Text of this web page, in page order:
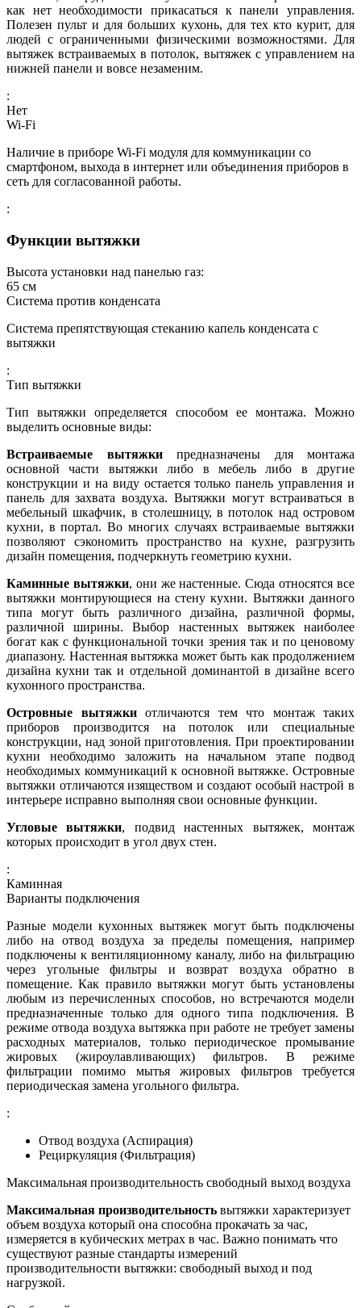
как нет необходимости прикасаться к панели управления.
Полезен пульт и для больших кухонь, для тех кто курит, для
людей с ограниченными физическими возможностями. Для
вытяжек встраиваемых в потолок, вытяжек с управлением на
нижней панели и вовсе незаменим.
:
Нет
Wi-Fi
Наличие в приборе Wi-Fi модуля для коммуникации со
смартфоном, выхода в интернет или объединения приборов в
сеть для согласованной работы.
:
Функции вытяжки
Высота установки над панелью газ:
65 см
Система против конденсата
Система препятствующая стеканию капель конденсата с
вытяжки
:
Тип вытяжки
Тип вытяжки определяется способом ее монтажа. Можно
выделить основные виды:
Встраиваемые вытяжкипредназначены для монтажа
основной части вытяжки либо в мебель либо в другие
конструкции и на виду остается только панель управления и
панель для захвата воздуха. Вытяжки могут встраиваться в
мебельный шкафчик, в столешницу, в потолок над островом
кухни, в портал. Во многих случаях встраиваемые вытяжки
позволяют сэкономить пространство на кухне, разгрузить
дизайн помещения, подчеркнуть геометрию кухни.
Каминные вытяжки, они же настенные. Сюда относятся все
вытяжки монтирующиеся на стену кухни. Вытяжки данного
типа могут быть различного дизайна, различной формы,
различной ширины. Выбор настенных вытяжек наиболее
богат как с функциональной точки зрения так и по ценовому
диапазону. Настенная вытяжка может быть как продолжением
дизайна кухни так и отдельной доминантой в дизайне всего
кухонного пространства.
Островные вытяжкиотличаются тем что монтаж таких
приборов производится на потолок или специальные
конструкции, над зоной приготовления. При проектировании
кухни необходимо заложить на начальном этапе подвод
необходимых коммуникаций к основной вытяжке. Островные
вытяжки отличаются изяществом и создают особый настрой в
интерьере исправно выполняя свои основные функции.
Угловые вытяжки, подвид настенных вытяжек, монтаж
которых происходит в угол двух стен.
:
Каминная
Варианты подключения
Разные модели кухонных вытяжек могут быть подключены
либо на отвод воздуха за пределы помещения, например
подключены к вентиляционному каналу, либо на фильтрацию
через угольные фильтры и возврат воздуха обратно в
помещение. Как правило вытяжки могут быть установлены
любым из перечисленных способов, но встречаются модели
предназначенные только для одного типа подключения. В
режиме отвода воздуха вытяжка при работе не требует замены
расходных материалов, только периодическое промывание
жировых (жироулавливающих) фильтров. В режиме
фильтрации помимо мытья жировых фильтров требуется
периодическая замена угольного фильтра.
:
Отвод воздуха (Аспирация)
Рециркуляция (Фильтрация)
Максимальная производительность свободный выход воздуха
Максимальная производительность вытяжки характеризует
объем воздуха который она способна прокачать за час,
измеряется в кубических метрах в час. Важно понимать что
существуют разные стандарты измерений
производительности вытяжки: свободный выход и под
нагрузкой.